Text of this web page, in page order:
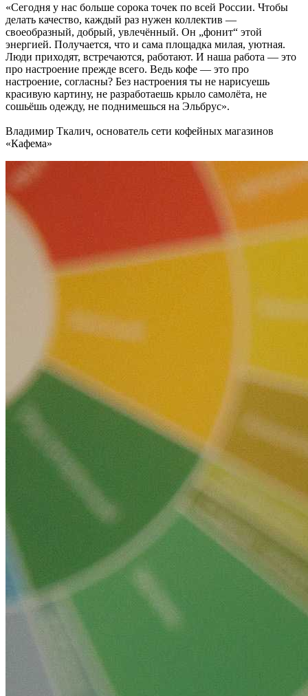
«Сегодня у нас больше сорока точек по всей России. Чтобы
делать качество, каждый раз нужен коллектив —
своеобразный, добрый, увлечённый. Он „фонит“ этой
энергией. Получается, что и сама площадка милая, уютная.
Люди приходят, встречаются, работают. И наша работа — это
про настроение прежде всего. Ведь кофе — это про
настроение, согласны? Без настроения ты не нарисуешь
красивую картину, не разработаешь крыло самолёта, не
сошьёшь одежду, не поднимешься на Эльбрус».
Владимир Ткалич, основатель сети кофейных магазинов
«Кафема»